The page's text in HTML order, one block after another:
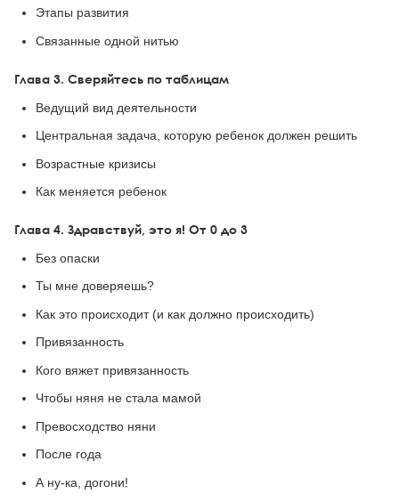
Этапы развития
Связанные одной нитью
Глава 3. Сверяйтесь по таблицам
Ведущий вид деятельности
Центральная задача, которую ребенок должен решить
Возрастные кризисы
Как меняется ребенок
Глава 4. Здравствуй, это я! От 0 до 3
Без опаски
Ты мне доверяешь?
Как это происходит (и как должно происходить)
Привязанность
Кого вяжет привязанность
Чтобы няня не стала мамой
Превосходство няни
После года
А ну-ка, догони!